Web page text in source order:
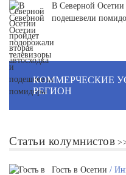
В Северной Осетии
подешевели
КОММЕРЧЕСКИЕ
РЕГИОН
Статьи колумнистов
Гость в Осетии /